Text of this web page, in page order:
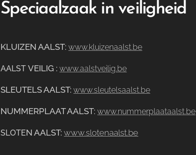
Speciaalzaak in veiligheid
KLUIZEN AALST:www.kluizenaalst.be
AALST VEILIG : www.aalstveilig.be
SLEUTELS AALST: www.sleutelsaalst.be
NUMMERPLAAT AALST:www.nummerplaataalst.be
SLOTEN AALST: www.slotenaalst.be